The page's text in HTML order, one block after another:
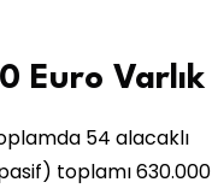
Euro Varlık
54 alacaklı
toplamı 630.000